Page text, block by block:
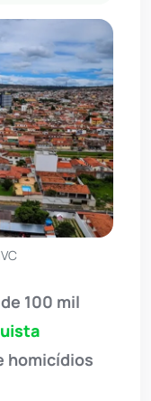
100 mil
homicídios